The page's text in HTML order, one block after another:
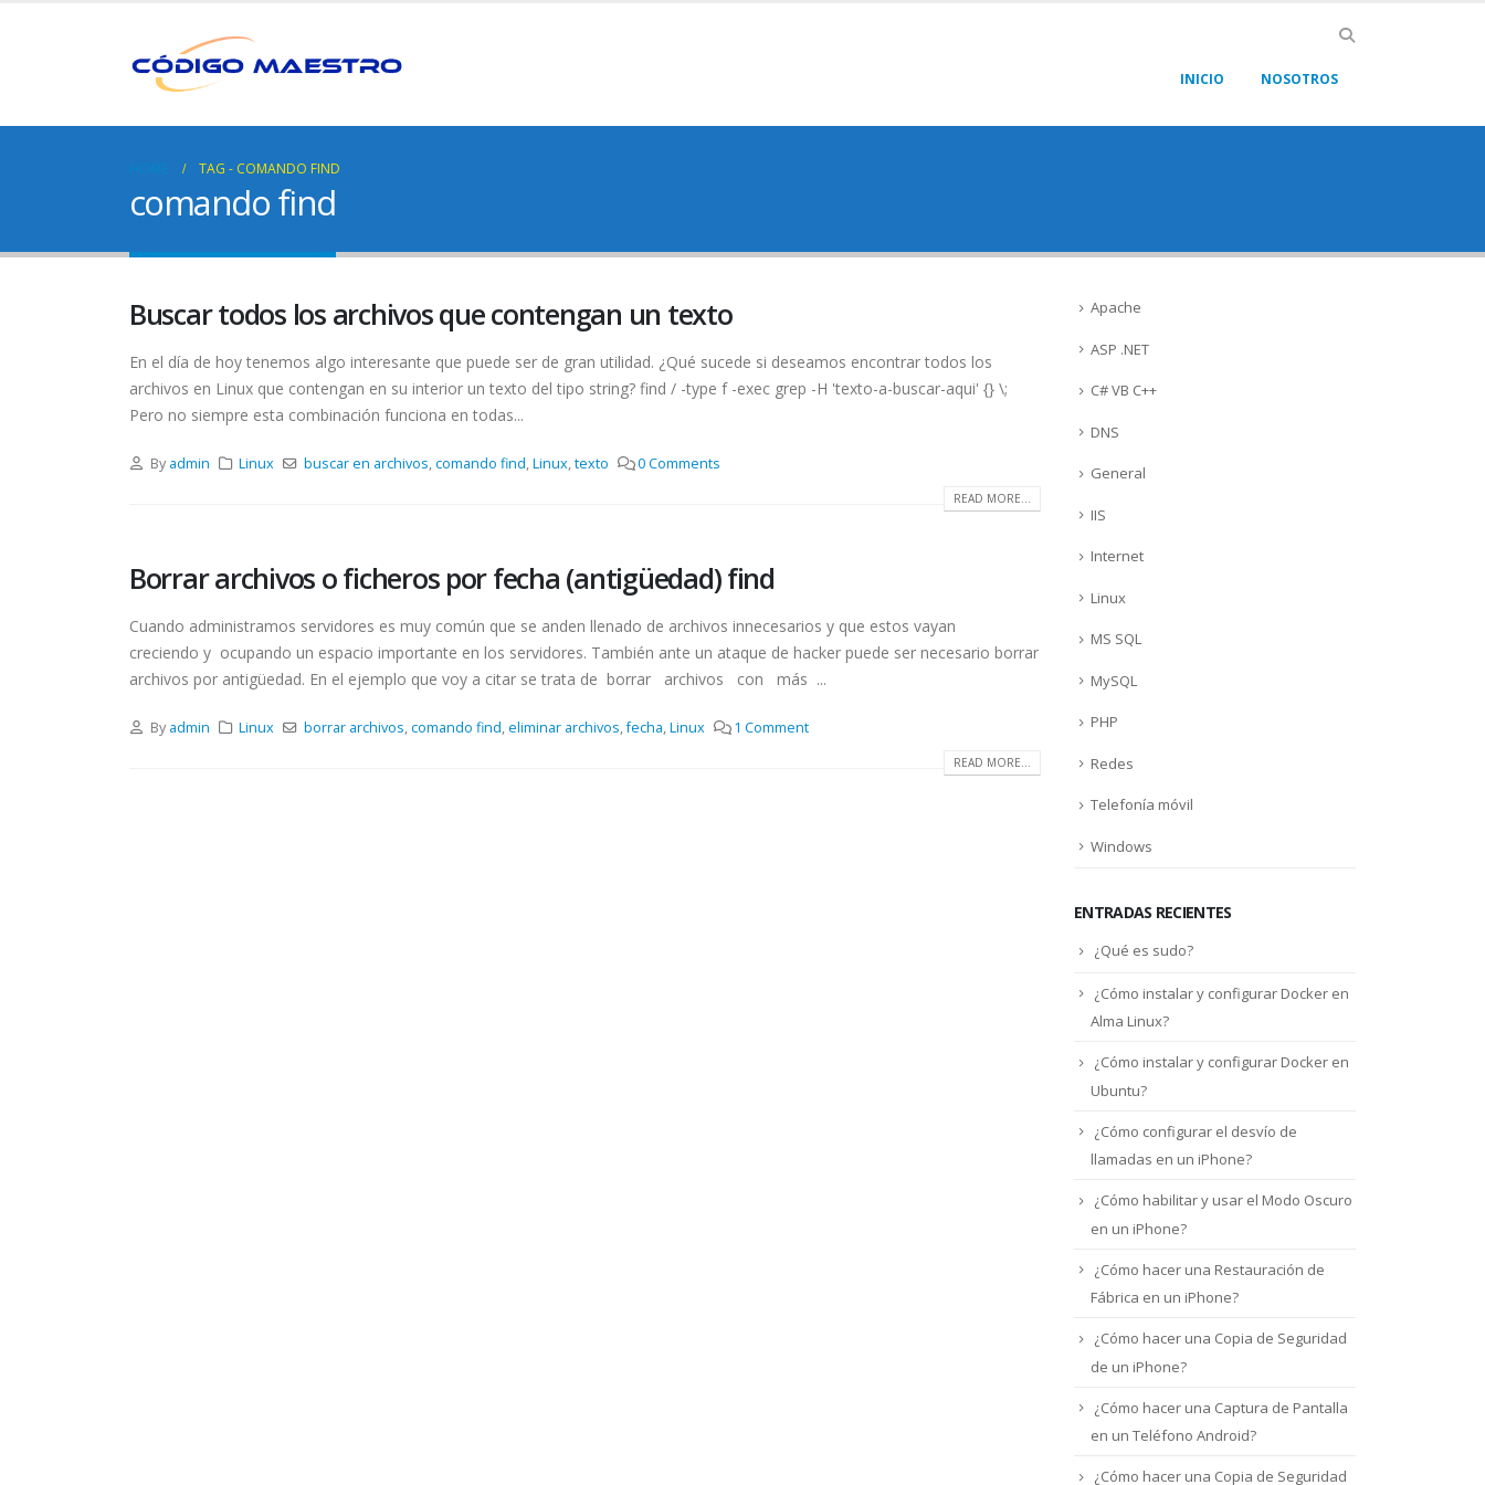
INICIO NOSOTROS
HOME TAG - COMANDO FIND
comando find
Buscar todos los archivos que contengan un texto
En el día de hoy tenemos algo interesante que puede ser de gran utilidad. ¿Qué sucede si deseamos encontrar todos los
archivos en Linux que contengan en su interior un texto del tipo string? find / -type f -exec grep -H 'texto-a-buscar-aqui' {} \;
Pero no siempre esta combinación funciona en todas...
By admin Linux buscar en archivos,comando find,Linux,texto 0 Comments
READ MORE...
Borrar archivos o ficheros por fecha (antigüedad) find
Cuando administramos servidores es muy común que se anden llenado de archivos innecesarios y que estos vayan
creciendo y ocupando un espacio importante en los servidores. También ante un ataque de hacker puede ser necesario borrar
archivos por antigüedad. En el ejemplo que voy a citar se trata de borrar archivos con más ...
By admin Linux borrar archivos,comando find,eliminar archivos,fecha,Linux 1 Comment
READ MORE...
Apache
ASP .NET
C# VB C++
DNS
General
IIS
Internet
Linux
MS SQL
MySQL
PHP
Redes
Telefonía móvil
Windows
ENTRADAS RECIENTES
¿Qué es sudo?
¿Cómo instalar y configurar Docker en
Alma Linux?
¿Cómo instalar y configurar Docker en
Ubuntu?
¿Cómo configurar el desvío de
llamadas en un iPhone?
¿Cómo habilitar y usar el Modo Oscuro
en un iPhone?
¿Cómo hacer una Restauración de
Fábrica en un iPhone?
¿Cómo hacer una Copia de Seguridad
de un iPhone?
¿Cómo hacer una Captura de Pantalla
en un Teléfono Android?
¿Cómo hacer una Copia de Seguridad